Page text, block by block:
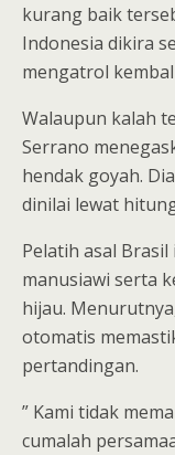
kurang baik
Indonesia dikira
mengatrol
Walaupun kalah
Serrano
hendak goyah.
dinilai lewat
Pelatih asal
manusiawi serta
hijau.
otomatis
pertandingan.
” Kami tidak
cumalah